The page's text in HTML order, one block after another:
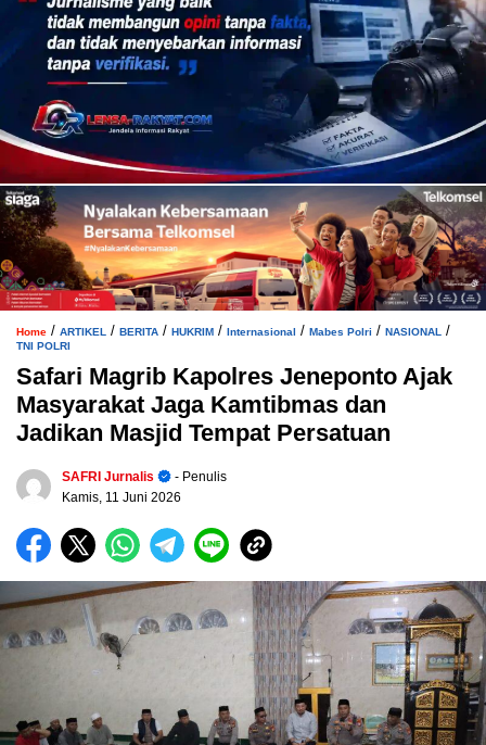
Home / ARTIKEL / BERITA / HUKRIM / Internasional / Mabes Polri / NASIONAL /
TNI POLRI
Safari Magrib Kapolres Jeneponto Ajak
Masyarakat Jaga Kamtibmas dan
Jadikan Masjid Tempat Persatuan
SAFRI Jurnalis
- Penulis
Kamis, 11 Juni 2026